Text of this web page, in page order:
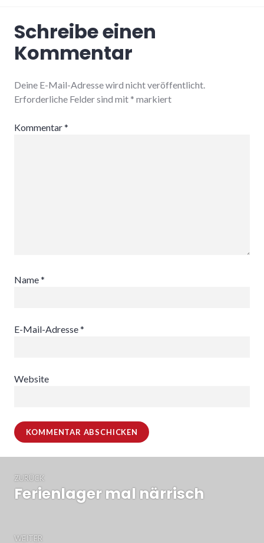
Schreibe einen
Kommentar
Deine E-Mail-Adresse wird nicht veröffentlicht.
Erforderliche Felder sind mit * markiert
Kommentar*
Name*
E-Mail-Adresse*
Website
Beitragsnavigation
ZURÜCK
Vorheriger
Ferienlager mal närrisch
WEITER